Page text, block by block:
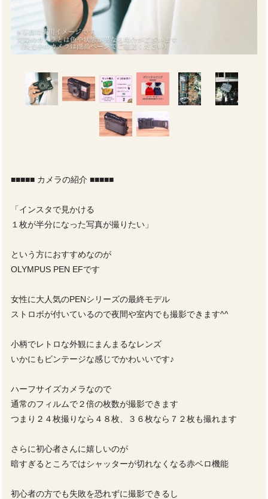
■■■■■ カメラの紹介 ■■■■■
「インスタで見かける
１枚が半分になった写真が撮りたい」
という方におすすめなのが
OLYMPUS PEN EFです
女性に大人気のPENシリーズの最終モデル
ストロボが付いているので夜間や室内でも撮影できます^^
小柄でレトロな外観にまんまるなレンズ
いかにもビンテージな感じでかわいいです♪
ハーフサイズカメラなので
通常のフィルムで２倍の枚数が撮影できます
つまり２４枚撮りなら４８枚、３６枚なら７２枚も撮れます
さらに初心者さんに嬉しいのが
暗すぎるところではシャッターが切れなくなる赤ベロ機能
初心者の方でも失敗を恐れずに撮影できるし